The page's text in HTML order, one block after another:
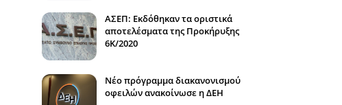
ΑΣΕΠ: Εκδόθηκαν τα οριστικά
αποτελέσματα της Προκήρυξης
6Κ/2020
Νέο πρόγραμμα διακανονισμού
οφειλών ανακοίνωσε η ΔΕΗ